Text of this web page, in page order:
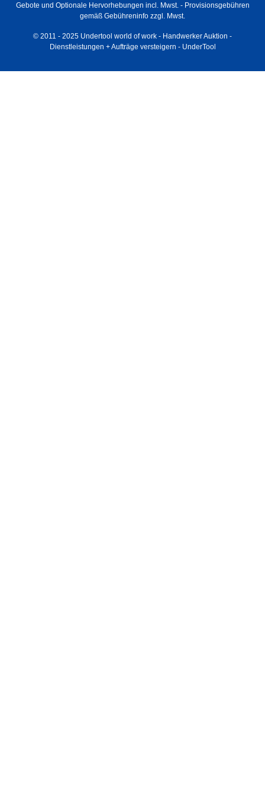
Gebote und Optionale Hervorhebungen incl. Mwst. - Provisionsgebühren
gemäß Gebühreninfo zzgl. Mwst.
© 2011 - 2025 Undertool world of work - Handwerker Auktion -
Dienstleistungen + Aufträge versteigern - UnderTool